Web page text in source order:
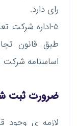
رای دارد.
5-اداره شرکت
طبق قانون
اساسنامه
ضرورت ثبت
لازمه ی وجود